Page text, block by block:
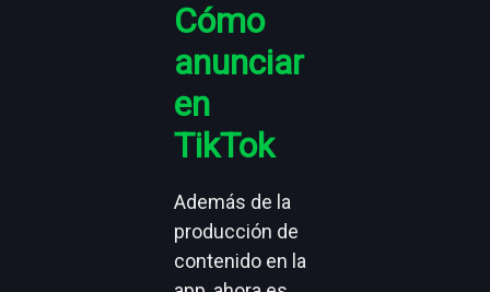
Cómo
anunciar
en
TikTok
Además de la
producción de
contenido en la